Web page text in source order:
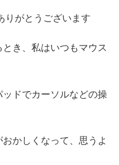
りがとうございます
き、私はいつもマウス
ドでカーソルなどの操
かしくなって、思うよ